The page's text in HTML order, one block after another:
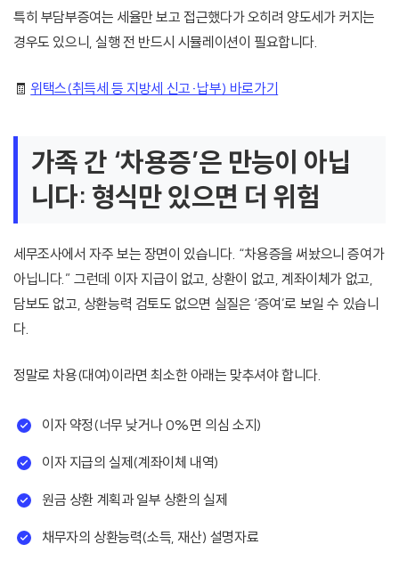
특히 부담부증여는 세율만 보고 접근했다가 오히려 양도세가 커지는
경우도 있으니, 실행 전 반드시 시뮬레이션이 필요합니다.
🧾 위택스(취득세 등 지방세 신고·납부) 바로가기
가족 간 ‘차용증’은 만능이 아닙
니다: 형식만 있으면 더 위험
세무조사에서 자주 보는 장면이 있습니다. “차용증을 써놨으니 증여가
아닙니다.” 그런데 이자 지급이 없고, 상환이 없고, 계좌이체가 없고,
담보도 없고, 상환능력 검토도 없으면 실질은 ‘증여’로 보일 수 있습니
다.
정말로 차용(대여)이라면 최소한 아래는 맞추셔야 합니다.
이자 약정(너무 낮거나 0%면 의심 소지)
이자 지급의 실제(계좌이체 내역)
원금 상환 계획과 일부 상환의 실제
채무자의 상환능력(소득, 재산) 설명자료